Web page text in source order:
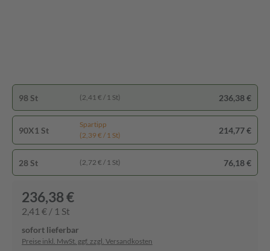
98 St (2,41 € / 1 St) 236,38 €
90X1 St
Spartipp
(2,39 € / 1 St)
214,77 €
28 St (2,72 € / 1 St) 76,18 €
236,38 €
2,41 € / 1 St
sofort lieferbar
Preise inkl. MwSt. ggf. zzgl. Versandkosten